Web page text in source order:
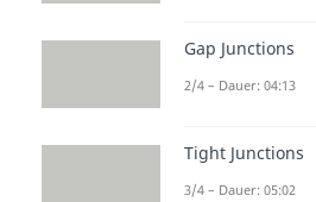
Bestandteil
entlassen.
bestimmte
Gap Junctions
2/4 – Dauer: 04:13
Tight Junctions
3/4 – Dauer: 05:02